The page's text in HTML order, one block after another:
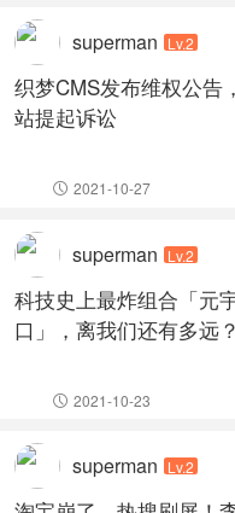
superman Lv.2
织梦CMS发布维权公告
站提起诉讼
 2021-10-27
superman Lv.2
科技史上最炸组合「元
口」，离我们还有多远？
 2021-10-23
superman Lv.2